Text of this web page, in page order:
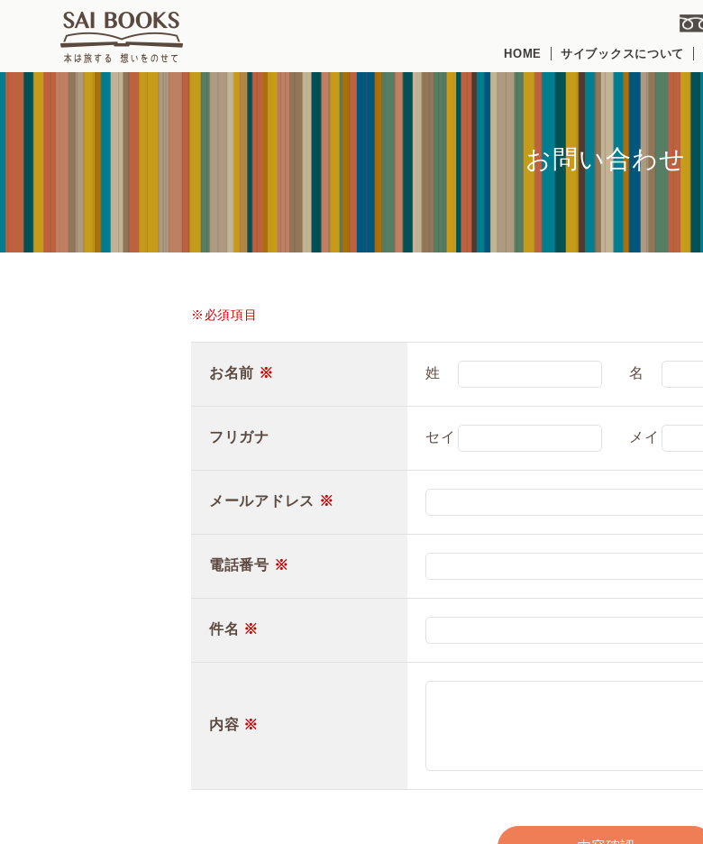
HOME サイブックスについて
お問い合わせ
※必須項目
お名前 ※ 姓 名
フリガナ セイ メイ
メールアドレス ※
電話番号 ※
件名 ※
内容 ※